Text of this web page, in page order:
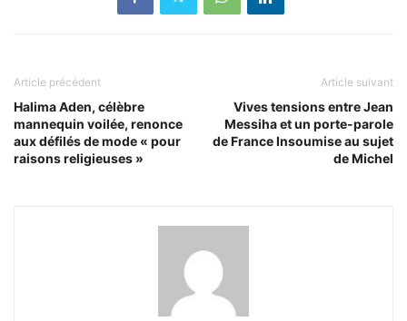
Article précédent
Halima Aden, célèbre
mannequin voilée, renonce
aux défilés de mode « pour
raisons religieuses »
Article suivant
Vives tensions entre Jean
Messiha et un porte-parole
de France Insoumise au sujet
de Michel